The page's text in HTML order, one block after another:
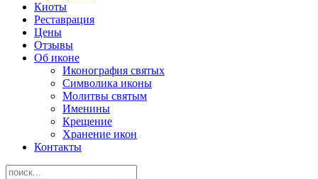
Киоты
Реставрация
Цены
Отзывы
Об иконе
Иконография святых
Символика иконы
Молитвы святым
Именины
Крещение
Хранение икон
Контакты